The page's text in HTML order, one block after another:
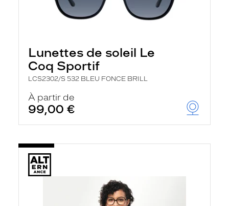
Lunettes de soleil Le
Coq Sportif
LCS2302/S 532 BLEU FONCE BRILL
À partir de
99,00 €